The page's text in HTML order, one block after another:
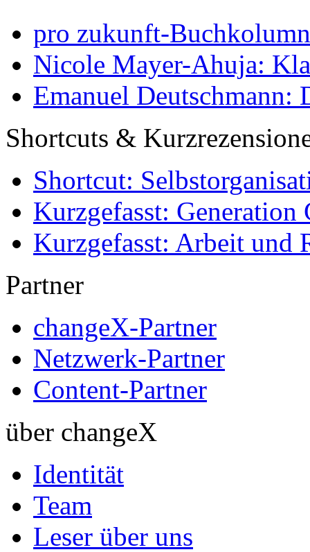
pro zukunft-
Nicole Mayer-Ahuja:
Emanuel Deutschmann:
Shortcuts &
Shortcut:
Kurzgefasst: Generation
Kurzgefasst: Arbeit und
Partner
changeX-Partner
Netzwerk-Partner
Content-Partner
über changeX
Identität
Team
Leser über uns